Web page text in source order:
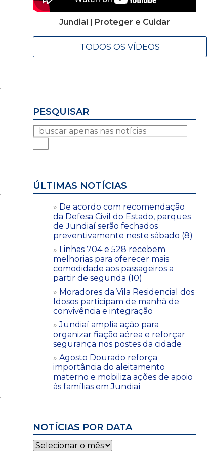
Jundiaí | Proteger e Cuidar
TODOS OS VÍDEOS
PESQUISAR
ÚLTIMAS NOTÍCIAS
De acordo com recomendação
da Defesa Civil do Estado, parques
de Jundiaí serão fechados
preventivamente neste sábado (8)
Linhas 704 e 528 recebem
melhorias para oferecer mais
comodidade aos passageiros a
partir de segunda (10)
Moradores da Vila Residencial dos
Idosos participam de manhã de
convivência e integração
Jundiaí amplia ação para
organizar fiação aérea e reforçar
segurança nos postes da cidade
Agosto Dourado reforça
importância do aleitamento
materno e mobiliza ações de apoio
às famílias em Jundiaí
NOTÍCIAS POR DATA
Notícias